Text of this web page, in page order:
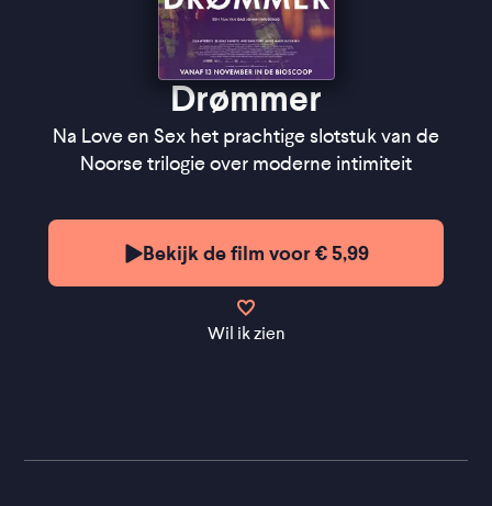
Drømmer
Na Love en Sex het prachtige slotstuk van de
Noorse trilogie over moderne intimiteit
Bekijk de film voor € 5,99
Wil ik zien